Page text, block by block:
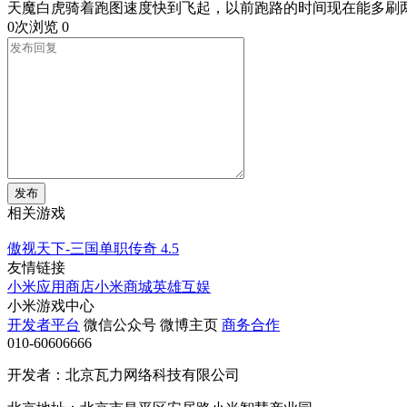
天魔白虎骑着跑图速度快到飞起，以前跑路的时间现在能多刷
0次浏览 0
发布
相关游戏
傲视天下-三国单职传奇 4.5
友情链接
小米应用商店小米商城英雄互娱
小米游戏中心
开发者平台 微信公众号 微博主页 商务合作
010-60606666
开发者：北京瓦力网络科技有限公司